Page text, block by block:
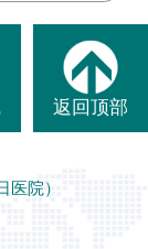
返回顶部
医院）